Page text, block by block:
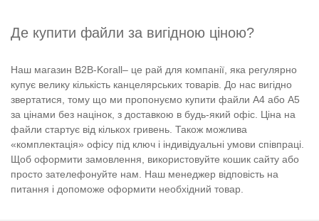
Де купити файли за вигідною ціною?
Наш магазин B2B-Korall– це рай для компанії, яка регулярно
купує велику кількість канцелярських товарів. До нас вигідно
звертатися, тому що ми пропонуємо купити файли А4 або А5
за цінами без націнок, з доставкою в будь-який офіс. Ціна на
файли стартує від кількох гривень. Також можлива
«комплектація» офісу під ключ і індивідуальні умови співпраці.
Щоб оформити замовлення, використовуйте кошик сайту або
просто зателефонуйте нам. Наш менеджер відповість на
питання і допоможе оформити необхідний товар.